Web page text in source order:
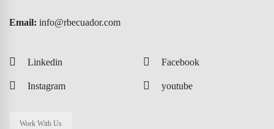
Email: info@rbecuador.com
Linkedin Facebook
Instagram youtube
Work With Us